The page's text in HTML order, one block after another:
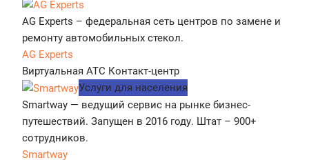
AG Experts – федеральная сеть центров по замене и
ремонту автомобильных стекол.
AG Experts
Виртуальная АТС Контакт-центр
Услуги для населения
Smartway — ведущий сервис на рынке бизнес-
путешествий. Запущен в 2016 году. Штат – 900+
сотрудников.
Smartway